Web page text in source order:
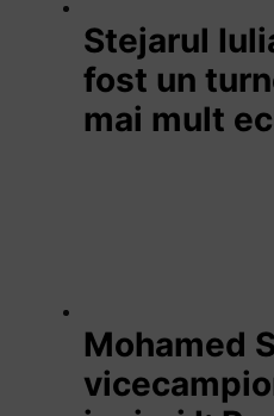
Stejarul
fost un
mai mult
Mohamed